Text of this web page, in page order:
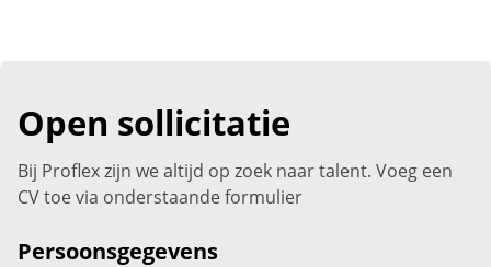
Open sollicitatie
Bij Proflex zijn we altijd op zoek naar talent. Voeg een
CV toe via onderstaande formulier
Persoonsgegevens